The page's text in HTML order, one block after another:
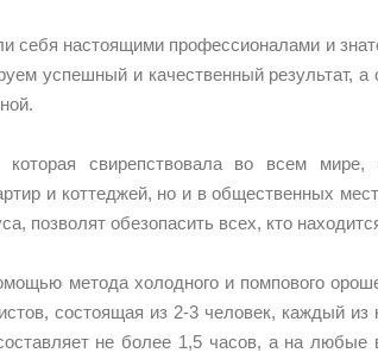
себя настоящими профессионалами и
успешный и качественный результат, а
свирепствовала во всем мире,
и коттеджей, но и в общественных
позволят обезопасить всех, кто
метода холодного и помпового
состоящая из 2-3 человек, каждый
не более 1,5 часов, а на любые